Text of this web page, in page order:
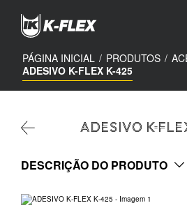
conteúdo
PÁGINA INICIAL / PRODUTOS /
ADESIVO K-FLEX K-425
ADESIVO K-
DESCRIÇÃO DO PRODUTO